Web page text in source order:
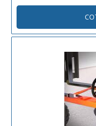
demanda e
grande porte com
menores que